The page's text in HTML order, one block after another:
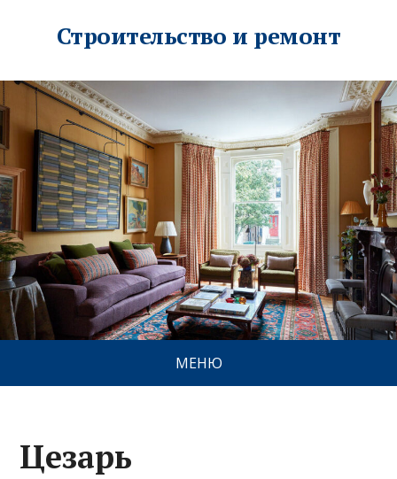
Строительство и ремонт
МЕНЮ
Цезарь